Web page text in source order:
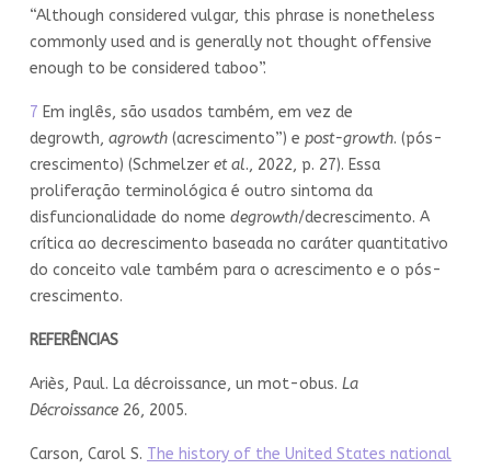
“Although considered vulgar, this phrase is nonetheless
commonly used and is generally not thought offensive
enough to be considered taboo”.
7 Em inglês, são usados também, em vez de
degrowth, agrowth (acrescimento”) e post-growth. (pós-
crescimento) (Schmelzer et al., 2022, p. 27). Essa
proliferação terminológica é outro sintoma da
disfuncionalidade do nome degrowth/decrescimento. A
crítica ao decrescimento baseada no caráter quantitativo
do conceito vale também para o acrescimento e o pós-
crescimento.
REFERÊNCIAS
Ariès, Paul. La décroissance, un mot-obus. La
Décroissance 26, 2005.
Carson, Carol S. The history of the United States national